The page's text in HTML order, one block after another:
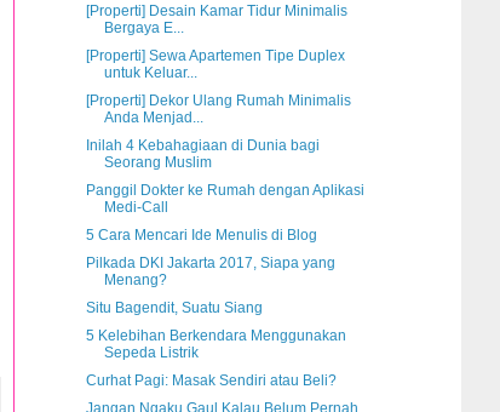
[Properti] Desain Kamar Tidur Minimalis
Bergaya E...
[Properti] Sewa Apartemen Tipe Duplex
untuk Keluar...
[Properti] Dekor Ulang Rumah Minimalis
Anda Menjad...
Inilah 4 Kebahagiaan di Dunia bagi
Seorang Muslim
Panggil Dokter ke Rumah dengan Aplikasi
Medi-Call
5 Cara Mencari Ide Menulis di Blog
Pilkada DKI Jakarta 2017, Siapa yang
Menang?
Situ Bagendit, Suatu Siang
5 Kelebihan Berkendara Menggunakan
Sepeda Listrik
Curhat Pagi: Masak Sendiri atau Beli?